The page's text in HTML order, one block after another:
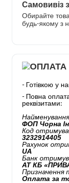
Самовивіз
Обирайте
будь-якому з
- Готівкою у
- Повна
реквізитами:
ФОП Чорна
Код
3232914405
Рахунок
UA
Банк
АТ КБ
Призначення
Оплата за